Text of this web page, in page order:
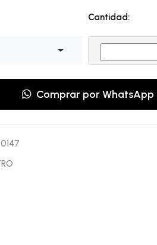
Cantidad:
Comprar por WhatsApp